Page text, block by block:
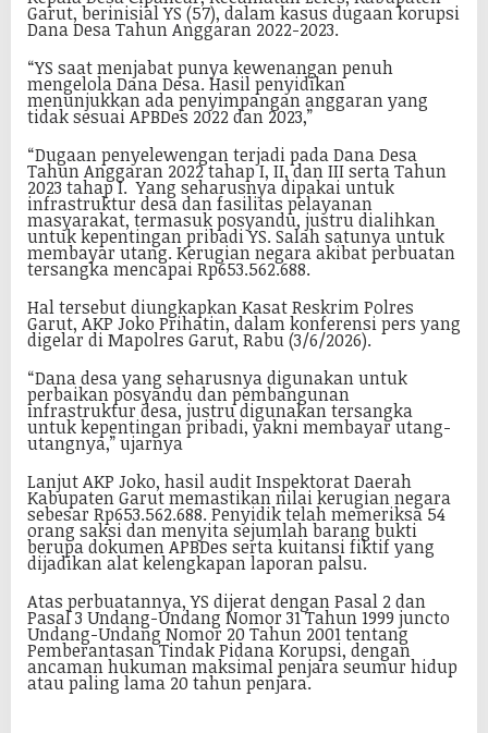
Garut, berinisial YS (57), dalam kasus dugaan korupsi
Dana Desa Tahun Anggaran 2022-2023.
“YS saat menjabat punya kewenangan penuh
mengelola Dana Desa. Hasil penyidikan
menunjukkan ada penyimpangan anggaran yang
tidak sesuai APBDes 2022 dan 2023,”
“Dugaan penyelewengan terjadi pada Dana Desa
Tahun Anggaran 2022 tahap I, II, dan III serta Tahun
2023 tahap I. Yang seharusnya dipakai untuk
infrastruktur desa dan fasilitas pelayanan
masyarakat, termasuk posyandu, justru dialihkan
untuk kepentingan pribadi YS. Salah satunya untuk
membayar utang. Kerugian negara akibat perbuatan
tersangka mencapai Rp653.562.688.
Hal tersebut diungkapkan Kasat Reskrim Polres
Garut, AKP Joko Prihatin, dalam konferensi pers yang
digelar di Mapolres Garut, Rabu (3/6/2026).
“Dana desa yang seharusnya digunakan untuk
perbaikan posyandu dan pembangunan
infrastruktur desa, justru digunakan tersangka
untuk kepentingan pribadi, yakni membayar utang-
utangnya,” ujarnya
Lanjut AKP Joko, hasil audit Inspektorat Daerah
Kabupaten Garut memastikan nilai kerugian negara
sebesar Rp653.562.688. Penyidik telah memeriksa 54
orang saksi dan menyita sejumlah barang bukti
berupa dokumen APBDes serta kuitansi fiktif yang
dijadikan alat kelengkapan laporan palsu.
Atas perbuatannya, YS dijerat dengan Pasal 2 dan
Pasal 3 Undang-Undang Nomor 31 Tahun 1999 juncto
Undang-Undang Nomor 20 Tahun 2001 tentang
Pemberantasan Tindak Pidana Korupsi, dengan
ancaman hukuman maksimal penjara seumur hidup
atau paling lama 20 tahun penjara.